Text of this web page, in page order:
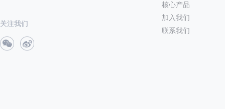
关注我们
核心产品
加入我们
联系我们